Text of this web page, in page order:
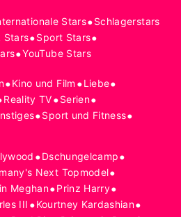
Stars•Schlagerstars
Stars•Sport Stars•
•YouTube Stars
•Kino und Film •Liebe•
Reality TV•Serien•
•Sport und Fitness•
•Dschungelcamp•
Next Topmodel•
Meghan•Prinz Harry•
III •Kourtney Kardashian•